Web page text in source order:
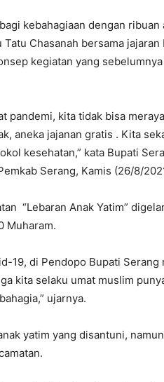
kebahagiaan dengan
Chasanah bersama
kegiatan yang
pandemi, kita tidak bisa
aneka jajanan gratis . Kita
kesehatan,” kata Bupati
Serang, Kamis (26/8/
“Lebaran Anak Yatim”
Muharam.
19, di Pendopo Bupati
kita selaku umat muslim
ujarnya.
yatim yang disantuni,